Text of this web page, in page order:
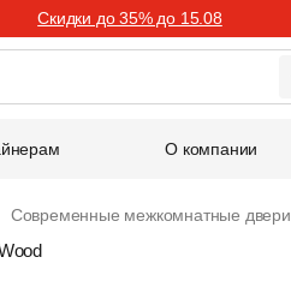
Скидки до 35% до 15.08
О компании
Современные межкомнатные двери